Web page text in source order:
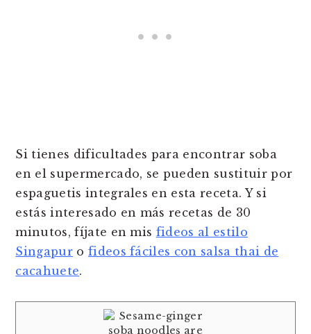
Si tienes dificultades para encontrar soba
en el supermercado, se pueden sustituir por
espaguetis integrales en esta receta. Y si
estás interesado en más recetas de 30
minutos, fíjate en mis fideos al estilo
Singapuro fideos fáciles con salsa thai de
cacahuete.